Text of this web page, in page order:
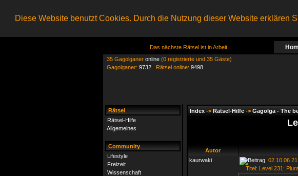
Diese Website benutzt Cookies. Durch die Nutzung dieser Website erklären
Das nächste Rätsel ist in Arbeit
35 Gagolganer online (0 registrierte und 35 Gäste)
Gagolganer: 9732 Rätsel online: 9498
Rätsel
Rätsel-Hilfe
Allgemeines
Community
Lifestyle
Freizeit
Wissenschaft
Index -> Rätsel-Hilfe -> Gagolga - The
Autor
kaurwaki
02.10.06
Titel: Level 231: